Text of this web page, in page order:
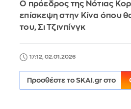
Ο πρόεδρος της Νότιας
επίσκεψη στην Κίνα όπου
του, Σι Τζινπίνγκ
17:12, 02.01.2026
Προσθέστε το SKAI.gr στο